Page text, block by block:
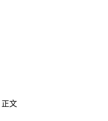
正文